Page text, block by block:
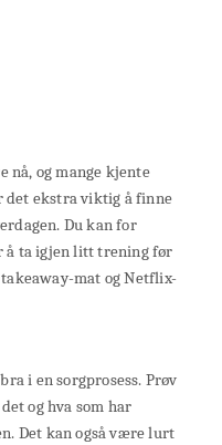
nå, og mange kjente
det ekstra viktig å finne
Du kan for
å ta igjen litt trening før
mat og Netflix-
i en sorgprosess. Prøv
og hva som har
Det kan også være lurt